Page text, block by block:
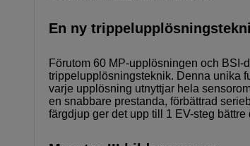
En ny
Förutom 60 MP-upplösningen och
trippelupplösningsteknik. Denna unika
varje upplösning utnyttjar hela
en snabbare prestanda, förbättrad
färgdjup ger det upp till 1 EV-steg